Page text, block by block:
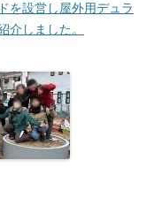
を設営し屋外用デュラ
介しました。